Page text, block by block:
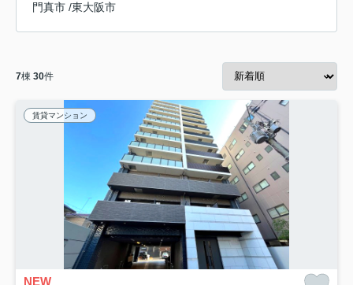
門真市 /東大阪市
7棟 30件
賃貸マンション
NEW